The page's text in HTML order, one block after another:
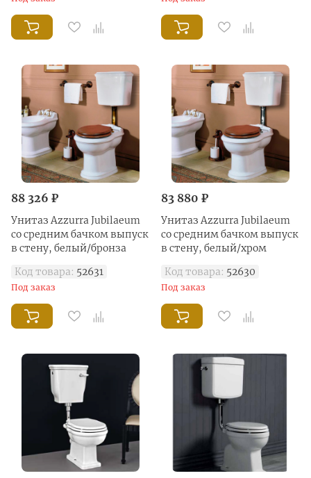
88 326 ₽
Унитаз Azzurra Jubilaeum
со средним бачком выпуск
в стену, белый/бронза
Код товара: 52631
Под заказ
83 880 ₽
Унитаз Azzurra Jubilaeum
со средним бачком выпуск
в стену, белый/хром
Код товара: 52630
Под заказ